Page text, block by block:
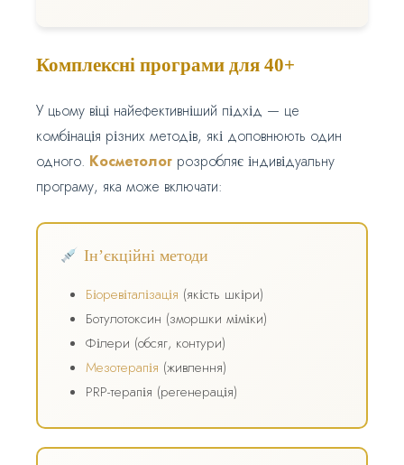
Комплексні програми для 40+
У цьому віці найефективніший підхід — це
комбінація різних методів, які доповнюють один
одного. Косметолог розробляє індивідуальну
програму, яка може включати:
Ін’єкційні методи
Біоревіталізація (якість шкіри)
Ботулотоксин (зморшки міміки)
Філери (обсяг, контури)
Мезотерапія (живлення)
PRP-терапія (регенерація)